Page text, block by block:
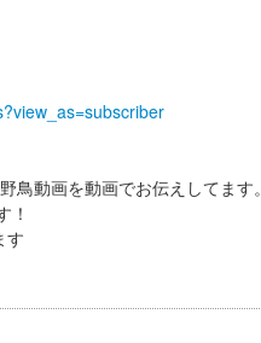
動画を動画でお伝えしてます。
！
す